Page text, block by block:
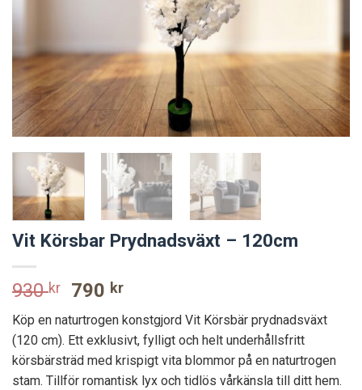
Vit Körsbar Prydnadsväxt – 120cm
930kr
Original
was:
930 kr.
790 krCurrent
price
is:
790 kr.
Köp en naturtrogen konstgjord Vit Körsbär prydnadsväxt
(120 cm). Ett exklusivt, fylligt och helt underhållsfritt
körsbärsträd med krispigt vita blommor på en naturtrogen
stam. Tillför romantisk lyx och tidlös vårkänsla till ditt hem.